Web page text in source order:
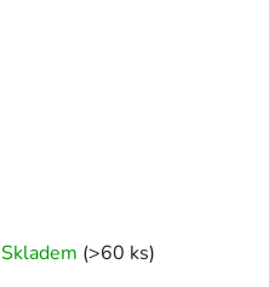
Skladem (>60 ks)